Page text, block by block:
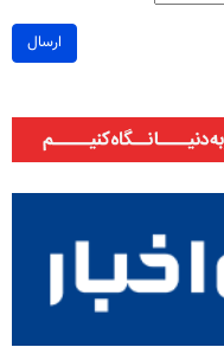
ارسال